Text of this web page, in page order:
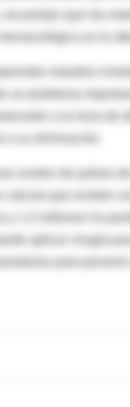
que las
es la
un problema
a la hora de
a su eliminación.
calcula que existen
y 1,3 millones ha
aplicar cirugía
para prevenir